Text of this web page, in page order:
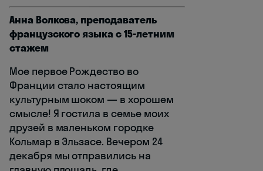
Анна Волкова, преподаватель
французского языка с 15-летним
стажем
Мое первое Рождество во
Франции стало настоящим
культурным шоком — в хорошем
смысле! Я гостила в семье моих
друзей в маленьком городке
Кольмар в Эльзасе. Вечером 24
декабря мы отправились на